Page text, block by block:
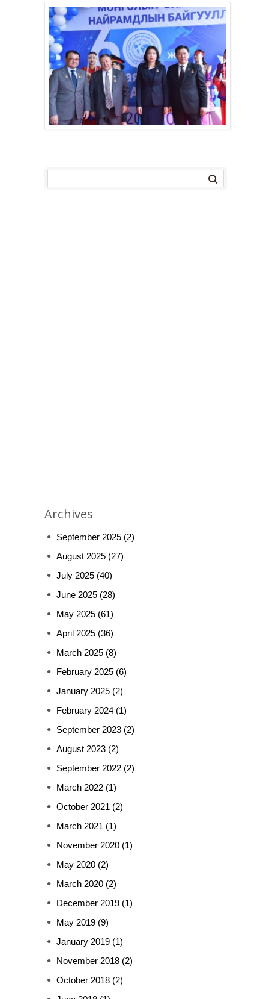
Archives
September 2025 (2)
August 2025 (27)
July 2025 (40)
June 2025 (28)
May 2025 (61)
April 2025 (36)
March 2025 (8)
February 2025 (6)
January 2025 (2)
February 2024 (1)
September 2023 (2)
August 2023 (2)
September 2022 (2)
March 2022 (1)
October 2021 (2)
March 2021 (1)
November 2020 (1)
May 2020 (2)
March 2020 (2)
December 2019 (1)
May 2019 (9)
January 2019 (1)
November 2018 (2)
October 2018 (2)